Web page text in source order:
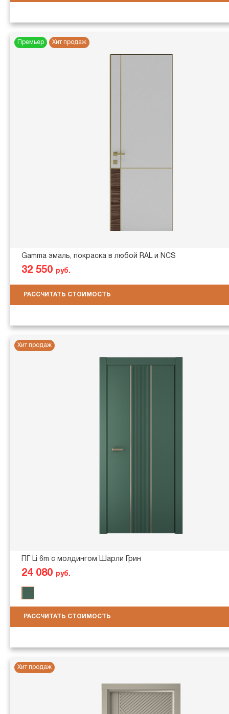
Премьер Хит продаж
Gamma эмаль, покраска в любой RAL и NCS
32 550 руб.
РАССЧИТАТЬ СТОИМОСТЬ
Хит продаж
ПГ Li 6m с молдингом Шарли Грин
24 080 руб.
РАССЧИТАТЬ СТОИМОСТЬ
Хит продаж